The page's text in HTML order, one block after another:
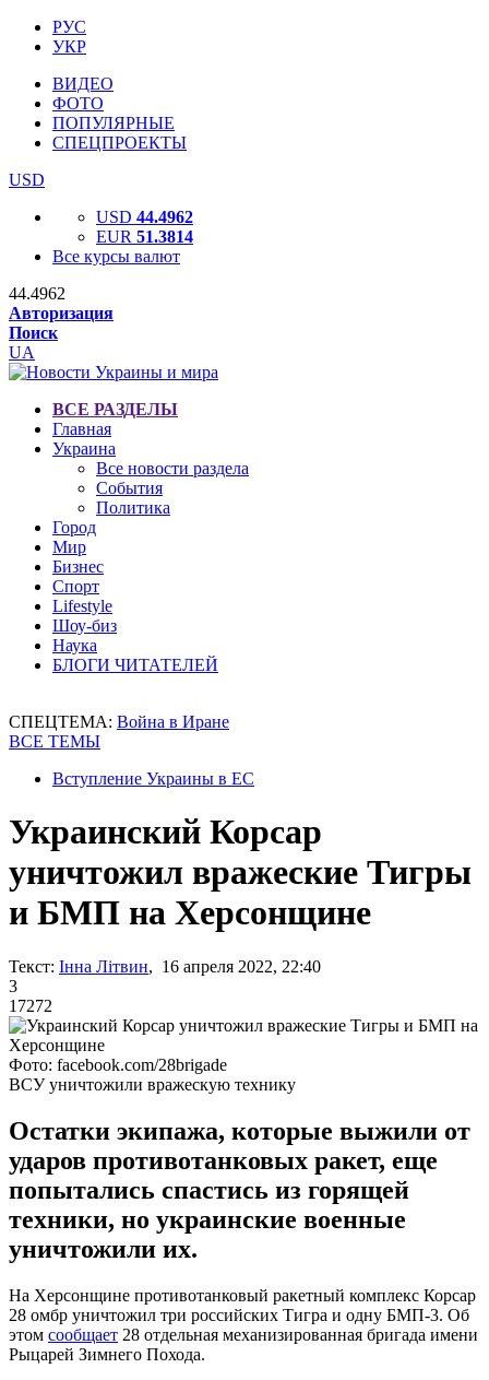
РУС
УКР
ВИДЕО
ФОТО
ПОПУЛЯРНЫЕ
СПЕЦПРОЕКТЫ
USD
USD 44.4962
EUR 51.3814
Все курсы валют
44.4962
Авторизация
Поиск
UA
ВСЕ РАЗДЕЛЫ
Главная
Украина
Все новости раздела
События
Политика
Город
Мир
Бизнес
Спорт
Lifestyle
Шоу-биз
Наука
БЛОГИ ЧИТАТЕЛЕЙ
СПЕЦТЕМА: Война в Иране
ВСЕ ТЕМЫ
Вступление Украины в ЕС
Украинский Корсар
уничтожил вражеские Тигры
и БМП на Херсонщине
Текст: Інна Літвин, 16 апреля 2022, 22:40
3
17272
Фото: facebook.com/28brigade
ВСУ уничтожили вражескую технику
Остатки экипажа, которые выжили от
ударов противотанковых ракет, еще
попытались спастись из горящей
техники, но украинские военные
уничтожили их.
На Херсонщине противотанковый ракетный комплекс Корсар
28 омбр уничтожил три российских Тигра и одну БМП-3. Об
этом сообщает 28 отдельная механизированная бригада имени
Рыцарей Зимнего Похода.